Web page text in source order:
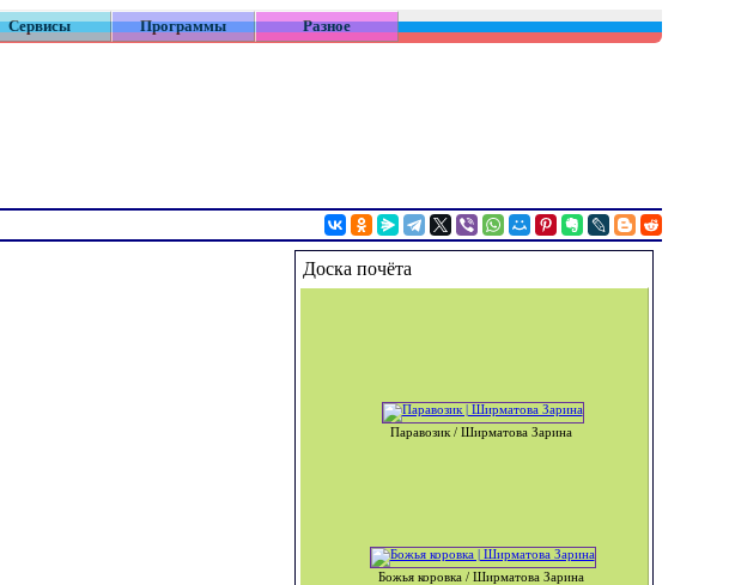
Сервисы Программы Разное
Доска почёта
Паравозик / Ширматова Зарина
Божья коровка / Ширматова Зарина